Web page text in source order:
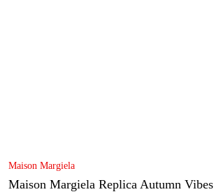
Maison Margiela
Maison Margiela Replica Autumn Vibes